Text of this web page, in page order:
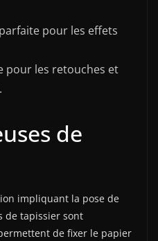
pour les effets
pour les retouches et
de
impliquant la pose de
de tapissier sont
de fixer le papier